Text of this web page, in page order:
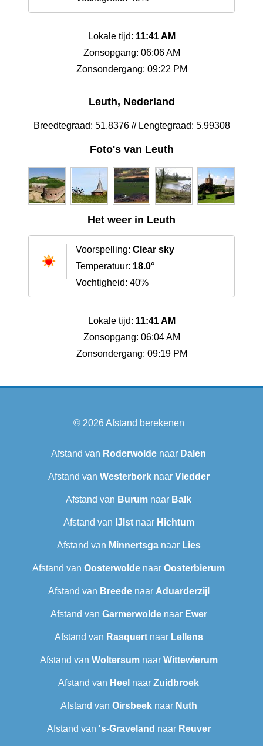
Lokale tijd: 11:41 AM
Zonsopgang: 06:06 AM
Zonsondergang: 09:22 PM
Leuth, Nederland
Breedtegraad: 51.8376 // Lengtegraad: 5.99308
Foto's van Leuth
Het weer in Leuth
Voorspelling: Clear sky
Temperatuur: 18.0°
Vochtigheid: 40%
Lokale tijd: 11:41 AM
Zonsopgang: 06:04 AM
Zonsondergang: 09:19 PM
© 2026Afstand berekenen
Afstand van Roderwolde naar Dalen
Afstand van Westerborknaar Vledder
Afstand van Burum naar Balk
Afstand van IJlstnaar Hichtum
Afstand van Minnertsganaar Lies
Afstand van Oosterwolde naar Oosterbierum
Afstand van Breedenaar Aduarderzijl
Afstand van Garmerwoldenaar Ewer
Afstand van Rasquertnaar Lellens
Afstand van Woltersumnaar Wittewierum
Afstand van Heel naar Zuidbroek
Afstand van Oirsbeeknaar Nuth
Afstand van 's-Graveland naar Reuver